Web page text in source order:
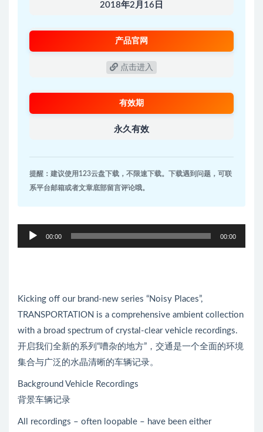
2018年2月16日
产品官网
点击进入
有效期
永久有效
提醒：建议使用123云盘下载，不限速下载。下载遇到问题，可联
系平台邮箱或者文章底部留言评论哦。
00:00 00:00
Kicking off our brand-new series “Noisy Places”,
TRANSPORTATION is a comprehensive ambient collection
with a broad spectrum of crystal-clear vehicle recordings.
开启我们全新的系列“嘈杂的地方”，交通是一个全面的环境
集合与广泛的水晶清晰的车辆记录。
Background Vehicle Recordings
背景车辆记录
All recordings – often loopable – have been either